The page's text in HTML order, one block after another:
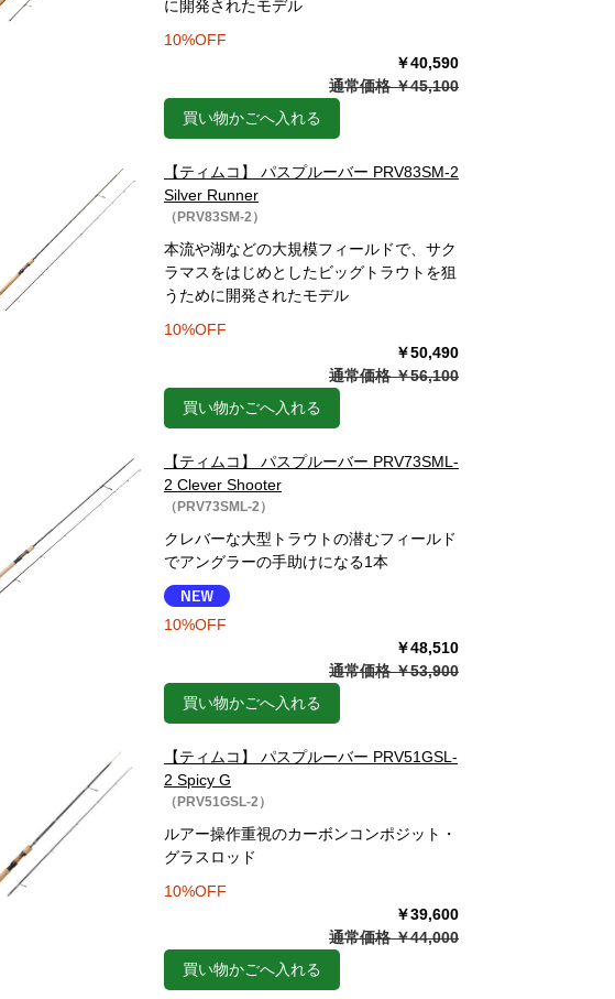
に開発されたモデル
10%OFF
￥40,590
通常価格 ￥45,100
買い物かごへ入れる
【ティムコ】 パスプルーバー PRV83SM-2
Silver Runner
（PRV83SM-2）
本流や湖などの大規模フィールドで、サク
ラマスをはじめとしたビッグトラウトを狙
うために開発されたモデル
10%OFF
￥50,490
通常価格 ￥56,100
買い物かごへ入れる
【ティムコ】 パスプルーバー PRV73SML-
2 Clever Shooter
（PRV73SML-2）
クレバーな大型トラウトの潜むフィールド
でアングラーの手助けになる1本
10%OFF
￥48,510
通常価格 ￥53,900
買い物かごへ入れる
【ティムコ】 パスプルーバー PRV51GSL-
2 Spicy G
（PRV51GSL-2）
ルアー操作重視のカーボンコンポジット・
グラスロッド
10%OFF
￥39,600
通常価格 ￥44,000
買い物かごへ入れる